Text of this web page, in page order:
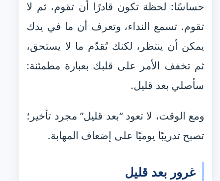
حساسًا: لحظة تكون قادرًا أن تقوم، ثم لا
تقوم. تسمع النداء، وتعرف أن ما في يدك
يمكن أن ينتظر، لكنك تُقدّم ما لا يستحق،
ثم تخفف الأمر على قلبك بعبارة مطمئنة:
سأصلي بعد قليل.
ومع الوقت، لا تعود “بعد قليل” مجرد تأخير؛
تصبح تدريبًا يوميًا على إضعاف المهابة.
غرور بعد قليل